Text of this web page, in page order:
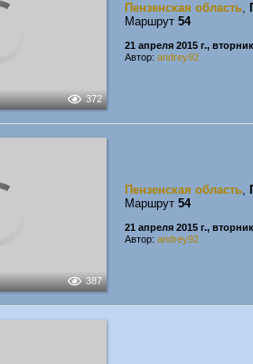
372
Пензенская область,
Маршрут 54
21 апреля 2015 г., вторник
Автор: andrey92
387
Пензенская область,
Маршрут 54
21 апреля 2015 г., вторник
Автор: andrey92